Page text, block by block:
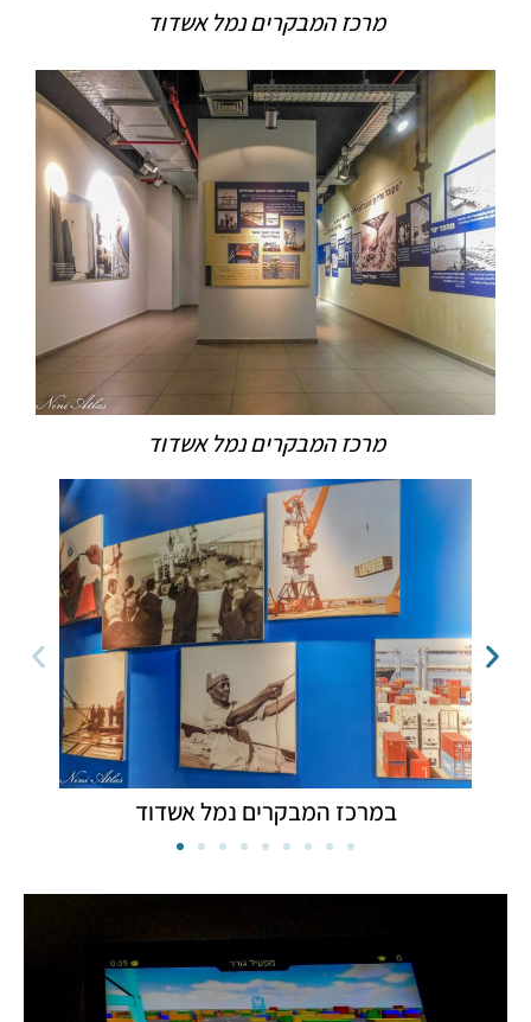
מרכז המבקרים נמל אשדוד
מרכז המבקרים נמל אשדוד
במרכז המבקרים נמל אשדוד